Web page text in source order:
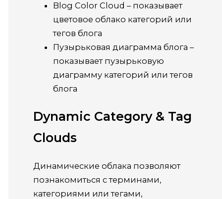
Blog Color Cloud – показывает
цветовое облако категорий или
тегов блога
Пузырьковая диаграмма блога –
показывает пузырьковую
диаграмму категорий или тегов
блога
Dynamic Category & Tag
Clouds
Динамические облака позволяют
познакомиться с терминами,
категориями или тегами,